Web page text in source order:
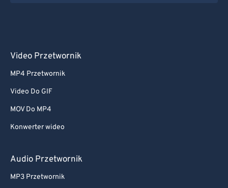
Video Przetwornik
MP4 Przetwornik
Video Do GIF
MOV Do MP4
Konwerter wideo
Audio Przetwornik
MP3 Przetwornik